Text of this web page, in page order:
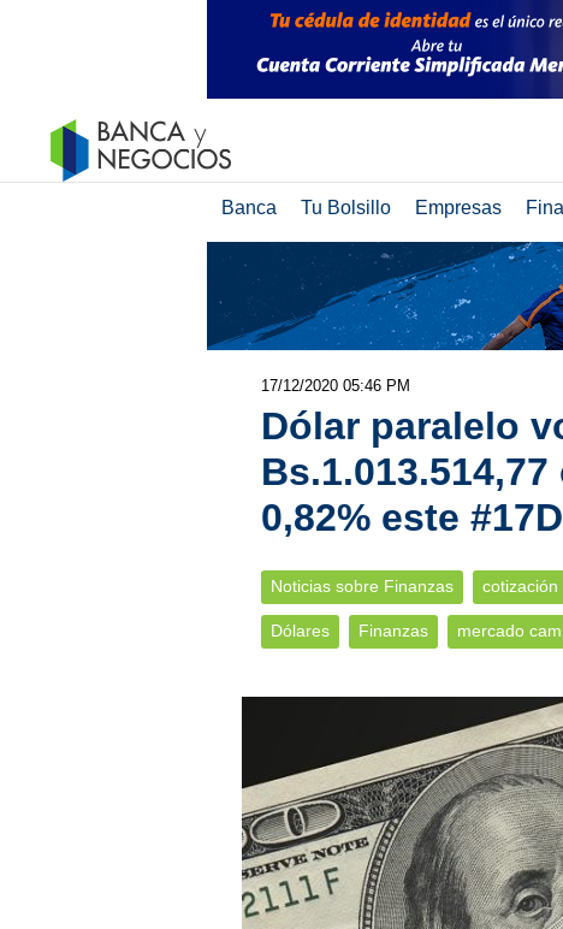
Banca Tu Bolsillo Empresas
17/12/2020 05:46 PM
Dólar paralelo
0,82% este
Noticias sobre Finanzas cotización
Dólares Finanzas mercado